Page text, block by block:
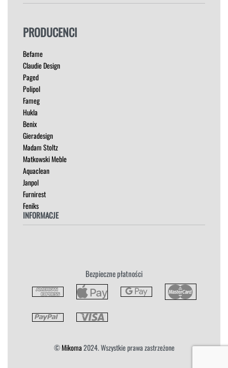
HOKERY
ŁÓŻKA
MEBLE RTV
NAROŻNIKI
OUTLET
PUFY
SOFY
STOLIKI
STOŁY
SZAFKI I KOMODY
PRODUCENCI
Befame
Claudie Design
Paged
Polipol
Fameg
Hukla
Benix
Gieradesign
Madam Stoltz
Matkowski Meble
Aquaclean
Janpol
Furnirest
Feniks
INFORMACJE
Płatność i Dostawa
Bezpieczne płatności
©Mikoma2024. Wszystkie prawa zastrzeżone